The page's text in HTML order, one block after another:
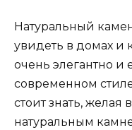
Натуральный
увидеть в домах и
очень элегантно и
современном
стоит знать, желая
натуральным